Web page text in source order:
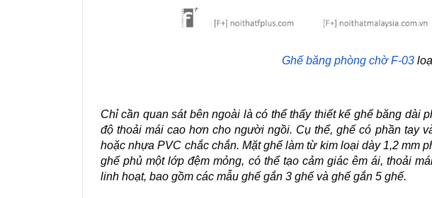
Ghế băng phòng chờ F-03
Chỉ cần quan sát bên ngoài là có thể thấy thiết kế ghế băng dài
độ thoải mái cao hơn cho người ngồi. Cụ thể, ghế có phần tay
hoặc nhựa PVC chắc chắn. Mặt ghế làm từ kim loại dày 1,2 mm
ghế phủ một lớp đệm mỏng, có thể tạo cảm giác êm ái, thoải
linh hoạt, bao gồm các mẫu ghế gắn 3 ghế và ghế gắn 5 ghế.